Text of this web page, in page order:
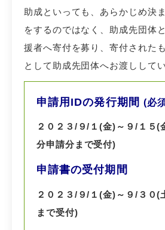
助成といっても、あらかじめ決
をするのではなく、助成先団体
援者へ寄付を募り、寄付された
として助成先団体へお渡ししてい
申請用IDの発行期間 (必
２０２３/９/１(金) ～９/１５(
分申請分まで受付)
申請書の受付期間
２０２３/９/１(金) ～９/３０(
まで受付)